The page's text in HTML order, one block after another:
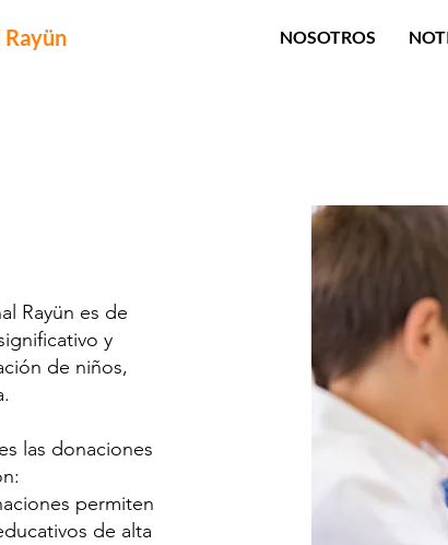
NOSOTROS
Rayün
Rayün es de
y
de niños,
las donaciones
permiten
de alta